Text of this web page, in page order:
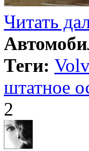
Читать
Теги:
штатное
2